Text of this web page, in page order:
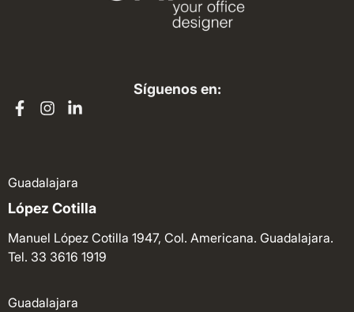
Síguenos en:
Guadalajara
López Cotilla
Manuel López Cotilla 1947, Col. Americana. Guadalajara.
Tel. 33 3616 1919
Guadalajara